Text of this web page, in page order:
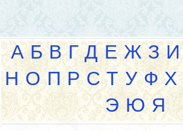
А Б В Г Д Е Ж З И
Н О П Р С Т У Ф Х
Э Ю Я